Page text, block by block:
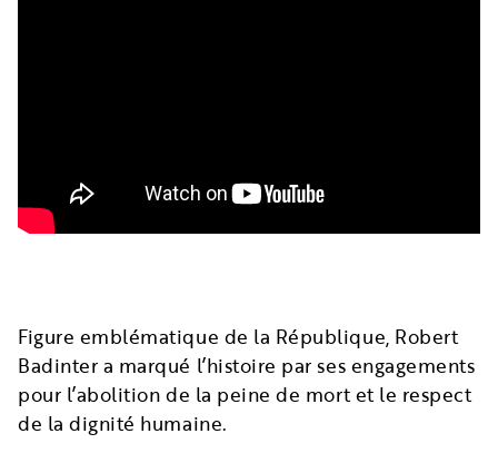
Figure emblématique de la République, Robert
Badinter a marqué l’histoire par ses engagements
pour l’abolition de la peine de mort et le respect
de la dignité humaine.